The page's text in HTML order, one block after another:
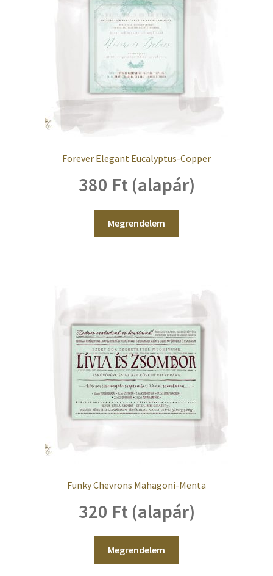
Forever Elegant Eucalyptus-Copper
380 Ft (alapár)
Megrendelem
Funky Chevrons Mahagoni-Menta
320 Ft (alapár)
Megrendelem